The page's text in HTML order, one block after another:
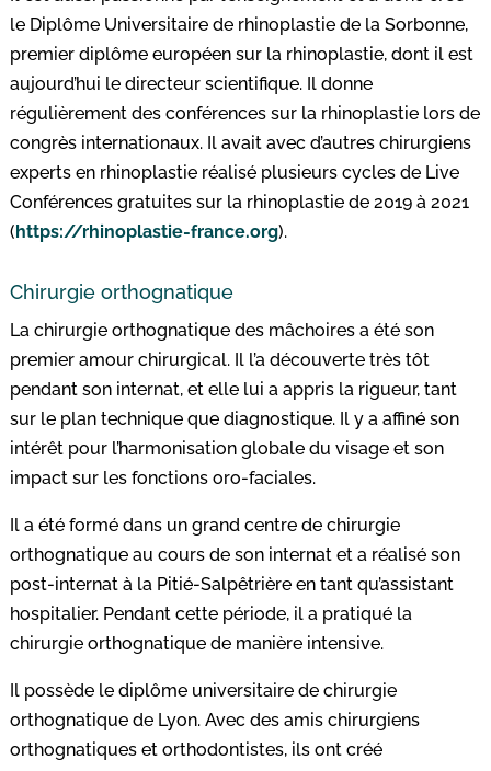
le Diplôme Universitaire de rhinoplastie de la Sorbonne,
premier diplôme européen sur la rhinoplastie, dont il est
aujourd’hui le directeur scientifique. Il donne
régulièrement des conférences sur la rhinoplastie lors de
congrès internationaux. Il avait avec d’autres chirurgiens
experts en rhinoplastie réalisé plusieurs cycles de Live
Conférences gratuites sur la rhinoplastie de 2019 à 2021
(https://rhinoplastie-france.org).
Chirurgie orthognatique
La chirurgie orthognatique des mâchoires a été son
premier amour chirurgical. Il l’a découverte très tôt
pendant son internat, et elle lui a appris la rigueur, tant
sur le plan technique que diagnostique. Il y a affiné son
intérêt pour l’harmonisation globale du visage et son
impact sur les fonctions oro-faciales.
Il a été formé dans un grand centre de chirurgie
orthognatique au cours de son internat et a réalisé son
post-internat à la Pitié-Salpêtrière en tant qu’assistant
hospitalier. Pendant cette période, il a pratiqué la
chirurgie orthognatique de manière intensive.
Il possède le diplôme universitaire de chirurgie
orthognatique de Lyon. Avec des amis chirurgiens
orthognatiques et orthodontistes, ils ont créé